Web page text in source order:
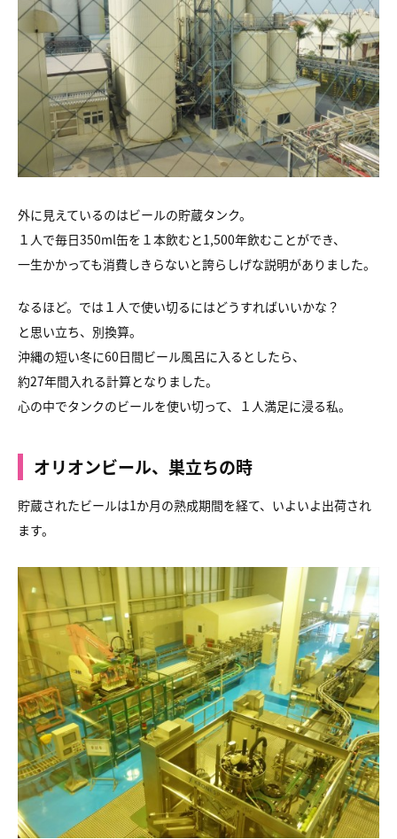
外に見えているのはビールの貯蔵タンク。
１人で毎日350ml缶を１本飲むと1,500年飲むことができ、
一生かかっても消費しきらないと誇らしげな説明がありました。
なるほど。では１人で使い切るにはどうすればいいかな？
と思い立ち、別換算。
沖縄の短い冬に60日間ビール風呂に入るとしたら、
約27年間入れる計算となりました。
心の中でタンクのビールを使い切って、１人満足に浸る私。
オリオンビール、巣立ちの時
貯蔵されたビールは1か月の熟成期間を経て、いよいよ出荷され
ます。